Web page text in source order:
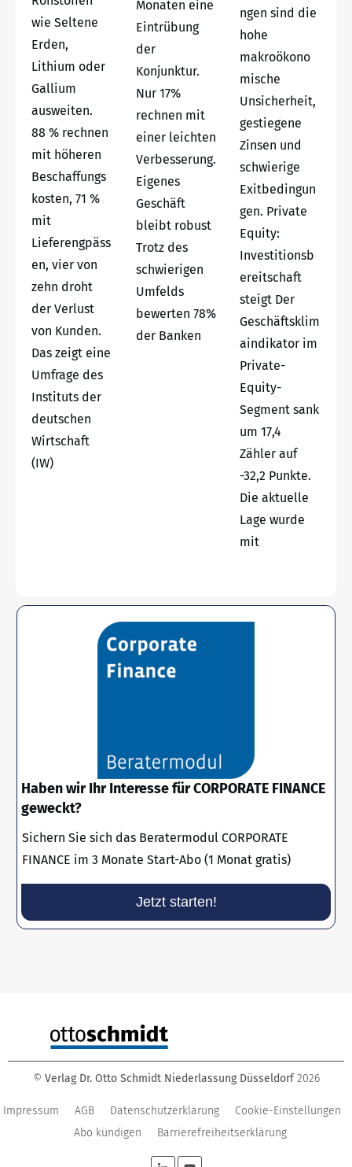
wie Seltene
Erden,
Lithium oder
Gallium
ausweiten.
88 % rechnen
mit höheren
Beschaffungs
kosten, 71 %
mit
Lieferengpäss
en, vier von
zehn droht
der Verlust
von Kunden.
Das zeigt eine
Umfrage des
Instituts der
deutschen
Wirtschaft
(IW)
Monaten eine
Eintrübung
der
Konjunktur.
Nur 17%
rechnen mit
einer leichten
Verbesserung.
Eigenes
Geschäft
bleibt robust
Trotz des
schwierigen
Umfelds
bewerten 78%
der Banken
ngen sind die
hohe
makroökono
mische
Unsicherheit,
gestiegene
Zinsen und
schwierige
Exitbedingun
gen. Private
Equity:
Investitionsb
ereitschaft
steigt Der
Geschäftsklim
aindikator im
Private-
Equity-
Segment sank
um 17,4
Zähler auf
-32,2 Punkte.
Die aktuelle
Lage wurde
mit
Haben wir Ihr Interesse für CORPORATE FINANCE
geweckt?
Sichern Sie sich das Beratermodul CORPORATE
FINANCE im 3 Monate Start-Abo (1 Monat gratis)
Jetzt starten!
© Verlag Dr. Otto Schmidt Niederlassung Düsseldorf 2026
Impressum AGB Datenschutzerklärung
Cookie-Einstellungen
Abo kündigen
Barrierefreiheitserklärung